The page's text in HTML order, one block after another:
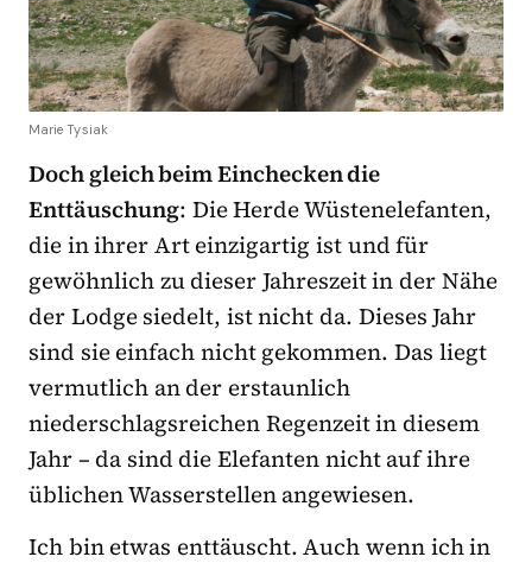
Marie Tysiak
Doch gleich beim Einchecken die
Enttäuschung: Die Herde Wüstenelefanten,
die in ihrer Art einzigartig ist und für
gewöhnlich zu dieser Jahreszeit in der Nähe
der Lodge siedelt, ist nicht da. Dieses Jahr
sind sie einfach nicht gekommen. Das liegt
vermutlich an der erstaunlich
niederschlagsreichen Regenzeit in diesem
Jahr – da sind die Elefanten nicht auf ihre
üblichen Wasserstellen angewiesen.
Ich bin etwas enttäuscht. Auch wenn ich in